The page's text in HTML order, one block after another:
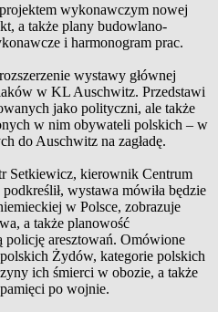
wykonawczym nowej
a także plany budowlano-
i harmonogram prac.
wystawy głównej
w KL Auschwitz. Przedstawi
jako polityczni, ale także
w nim obywateli polskich – w
do Auschwitz na zagładę.
Setkiewicz, kierownik Centrum
wystawa mówiła będzie
w Polsce, zobrazuje
a także planowość
aresztowań. Omówione
Żydów, kategorie polskich
ich śmierci w obozie, a także
po wojnie.